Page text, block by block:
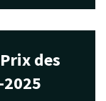
des